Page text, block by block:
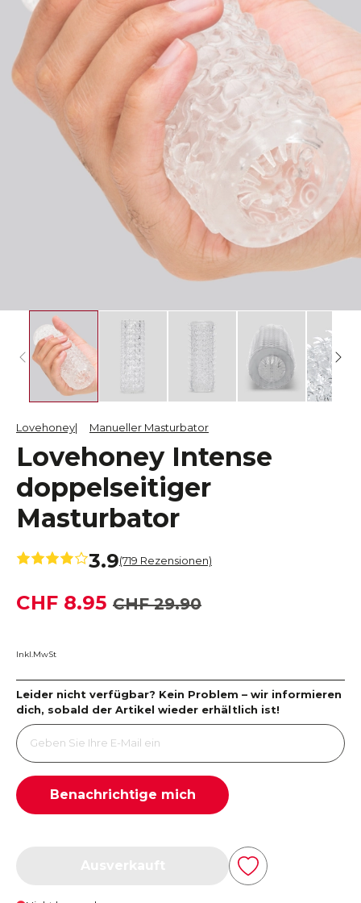
Lovehoney Manueller Masturbator
Lovehoney Intense
doppelseitiger
Masturbator
3.9(719 Rezensionen)
CHF 29.90
CHF 8.95
Inkl.MwSt
Leider nicht verfügbar? Kein Problem – wir informieren
dich, sobald der Artikel wieder erhältlich ist!
Benachrichtige mich